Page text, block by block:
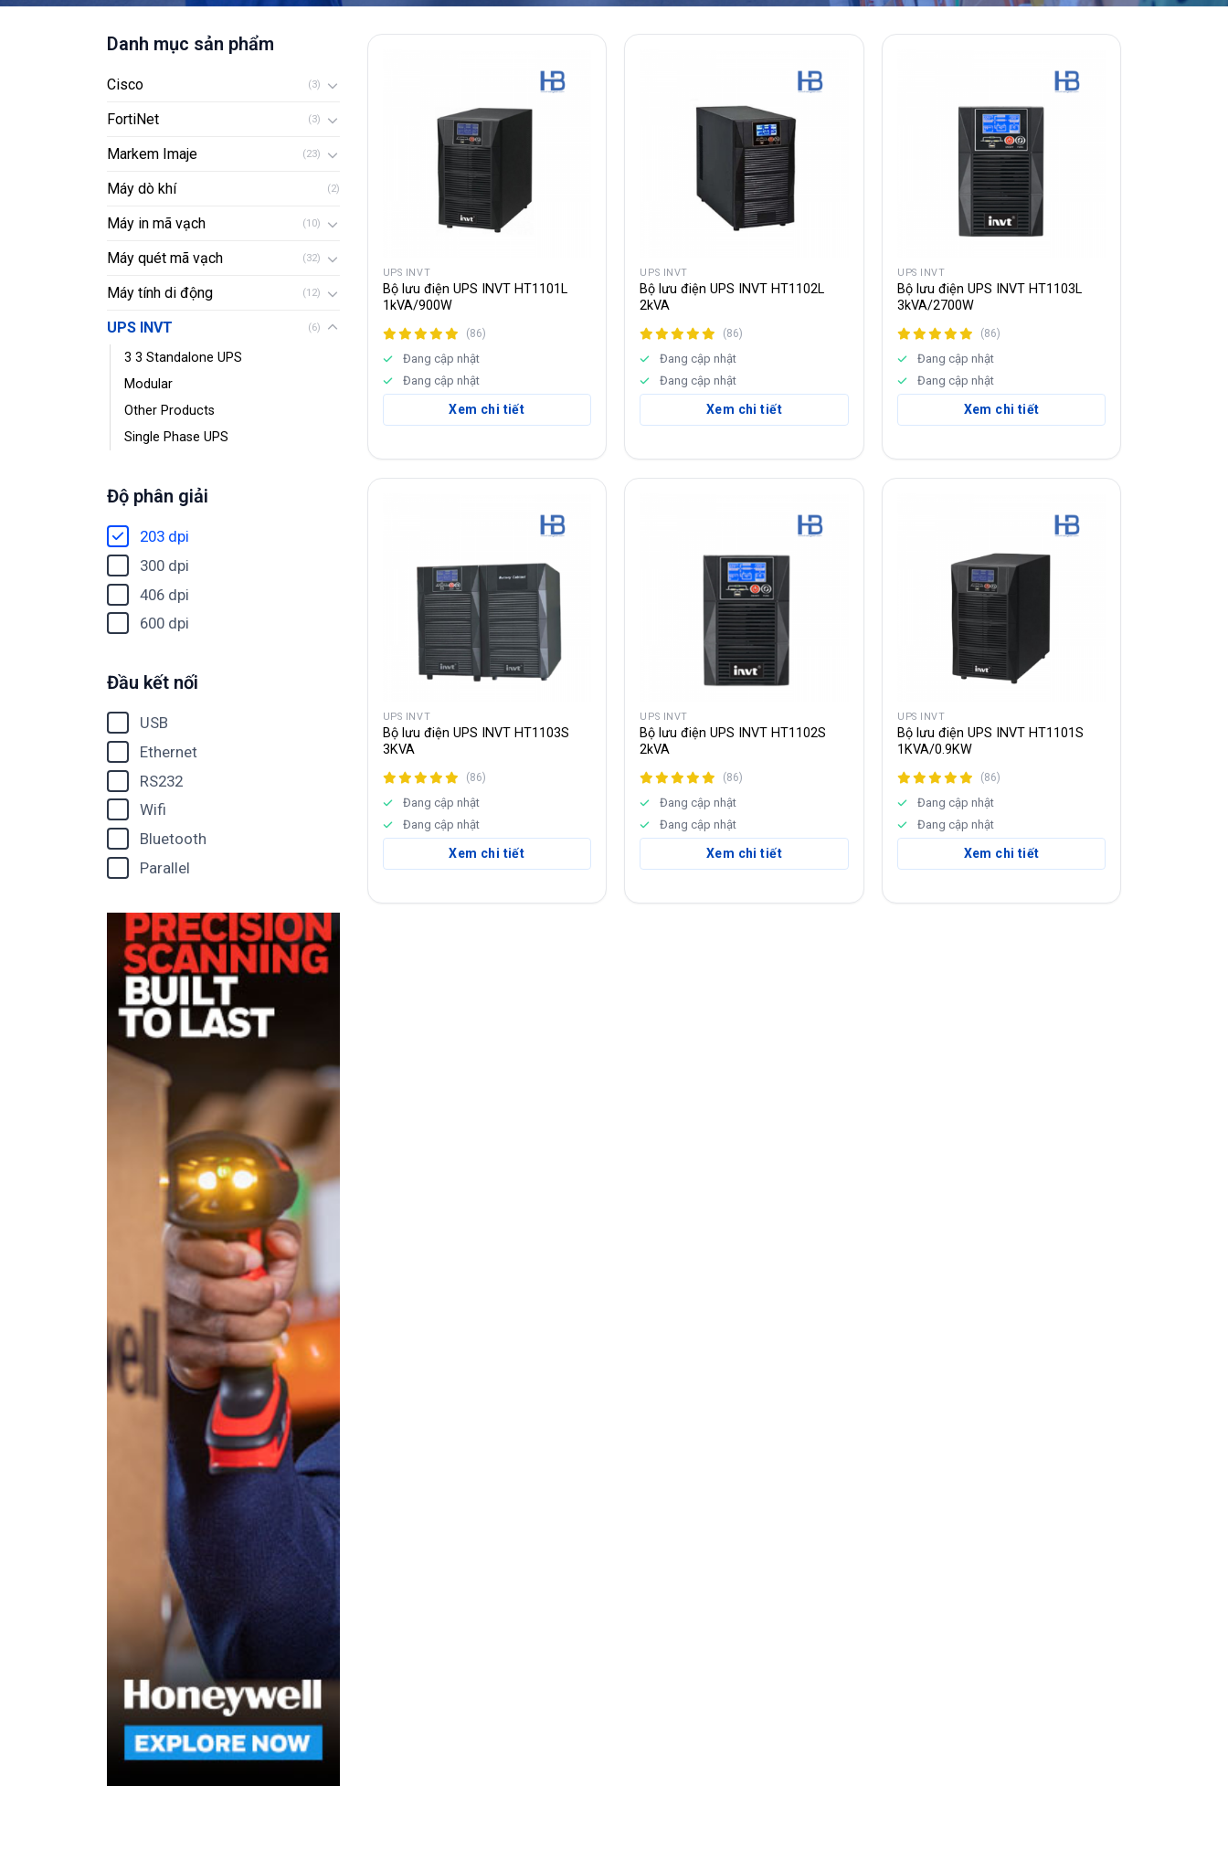
Danh mục sản phẩm
Cisco (3)
FortiNet (3)
Markem Imaje (23)
Máy dò khí (2)
Máy in mã vạch (10)
Máy quét mã vạch (32)
Máy tính di động (12)
UPS INVT (6)
3 3 Standalone UPS
Modular
Other Products
Single Phase UPS
Độ phân giải
203 dpi
300 dpi
406 dpi
600 dpi
Đầu kết nối
USB
Ethernet
RS232
Wifi
Bluetooth
Parallel
UPS INVT
Bộ lưu điện UPS INVT HT1101L
1kVA/900W
(86)
Đang cập nhật
Đang cập nhật
Xem chi tiết
UPS INVT
Bộ lưu điện UPS INVT HT1102L
2kVA
(86)
Đang cập nhật
Đang cập nhật
Xem chi tiết
UPS INVT
Bộ lưu điện UPS INVT HT1103L
3kVA/2700W
(86)
Đang cập nhật
Đang cập nhật
Xem chi tiết
UPS INVT
Bộ lưu điện UPS INVT HT1103S
3KVA
(86)
Đang cập nhật
Đang cập nhật
Xem chi tiết
UPS INVT
Bộ lưu điện UPS INVT HT1102S
2kVA
(86)
Đang cập nhật
Đang cập nhật
Xem chi tiết
UPS INVT
Bộ lưu điện UPS INVT HT1101S
1KVA/0.9KW
(86)
Đang cập nhật
Đang cập nhật
Xem chi tiết